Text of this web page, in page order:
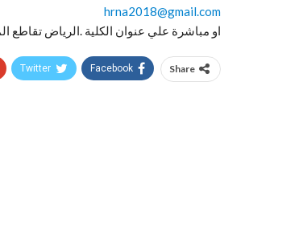
hrna2018@gmail.com
او مباشرة علي عنوان الكلية .الرياض تقاطع
Share
Facebook
Twitter